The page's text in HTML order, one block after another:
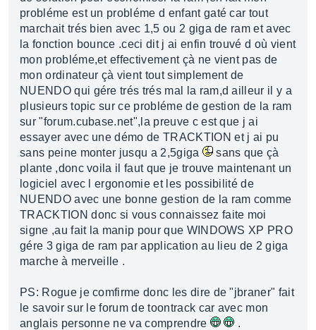
probléme est un probléme d enfant gaté car tout
marchait trés bien avec 1,5 ou 2 giga de ram et avec
la fonction bounce .ceci dit j ai enfin trouvé d où vient
mon probléme,et effectivement çà ne vient pas de
mon ordinateur çà vient tout simplement de
NUENDO qui gére trés trés mal la ram,d ailleur il y a
plusieurs topic sur ce probléme de gestion de la ram
sur "forum.cubase.net",la preuve c est que j ai
essayer avec une démo de TRACKTION et j ai pu
sans peine monter jusqu a 2,5giga
sans que çà
plante ,donc voila il faut que je trouve maintenant un
logiciel avec l ergonomie et les possibilité de
NUENDO avec une bonne gestion de la ram comme
TRACKTION donc si vous connaissez faite moi
signe ,au fait la manip pour que WINDOWS XP PRO
gére 3 giga de ram par application au lieu de 2 giga
marche à merveille .
PS: Rogue je comfirme donc les dire de "jbraner" fait
le savoir sur le forum de toontrack car avec mon
anglais personne ne va comprendre
.